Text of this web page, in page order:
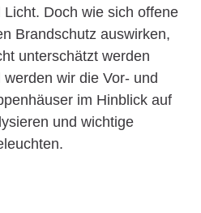
Doch wie sich offene
Brandschutz auswirken,
unterschätzt werden
wir die Vor- und
im Hinblick auf
und wichtige